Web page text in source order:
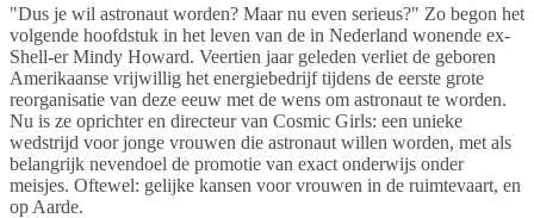
"Dus je wil astronaut worden? Maar nu even serieus?" Zo begon het
volgende hoofdstuk in het leven van de in Nederland wonende ex-
Shell-er Mindy Howard. Veertien jaar geleden verliet de geboren
Amerikaanse vrijwillig het energiebedrijf tijdens de eerste grote
reorganisatie van deze eeuw met de wens om astronaut te worden.
Nu is ze oprichter en directeur van Cosmic Girls: een unieke
wedstrijd voor jonge vrouwen die astronaut willen worden, met als
belangrijk nevendoel de promotie van exact onderwijs onder
meisjes. Oftewel: gelijke kansen voor vrouwen in de ruimtevaart, en
op Aarde.